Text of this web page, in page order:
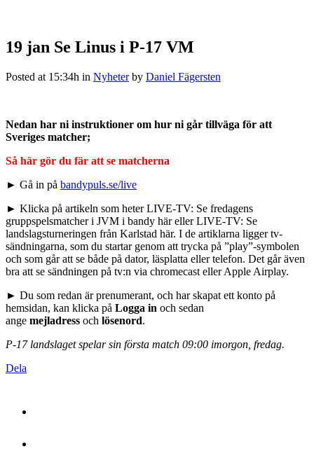
19 jan Se Linus i P-17 VM
Posted at 15:34h in Nyheter by Daniel Fägersten
Nedan har ni instruktioner om hur ni går tillväga för att
Sveriges matcher;
Så här gör du fär att se matcherna
► Gå in på bandypuls.se/live
► Klicka på artikeln som heter LIVE-TV: Se fredagens
gruppspelsmatcher i JVM i bandy här eller LIVE-TV: Se
landslagsturneringen från Karlstad här. I de artiklarna ligger tv-
sändningarna, som du startar genom att trycka på ”play”-symbolen
och som går att se både på dator, läsplatta eller telefon. Det går även
bra att se sändningen på tv:n via chromecast eller Apple Airplay.
► Du som redan är prenumerant, och har skapat ett konto på
hemsidan, kan klicka på Logga in och sedan
ange mejladress och lösenord.
P-17 landslaget spelar sin första match 09:00 imorgon, fredag.
Dela